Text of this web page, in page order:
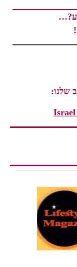
שלנו:
Israel